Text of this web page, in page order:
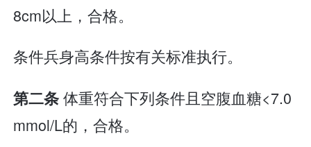
8cm以上，合格。
条件兵身高条件按有关标准执行。
第二条体重符合下列条件且空腹血糖<7.0
mmol/L的，合格。